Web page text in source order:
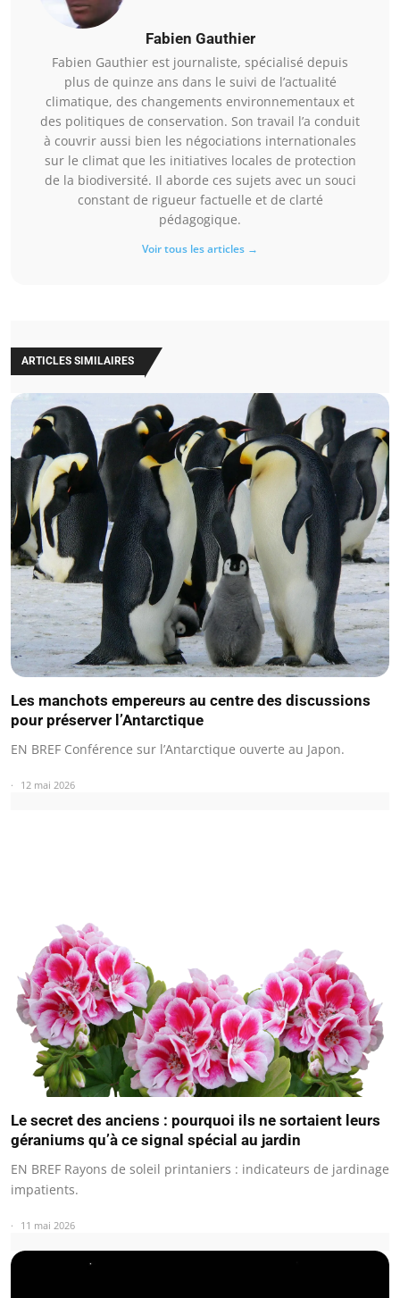
Fabien Gauthier
Fabien Gauthier est journaliste, spécialisé depuis
plus de quinze ans dans le suivi de l’actualité
climatique, des changements environnementaux et
des politiques de conservation. Son travail l’a conduit
à couvrir aussi bien les négociations internationales
sur le climat que les initiatives locales de protection
de la biodiversité. Il aborde ces sujets avec un souci
constant de rigueur factuelle et de clarté
pédagogique.
Voir tous les articles →
ARTICLES SIMILAIRES
Les manchots empereurs au centre des discussions
pour préserver l’Antarctique
EN BREF Conférence sur l’Antarctique ouverte au Japon.
12 mai 2026
Le secret des anciens : pourquoi ils ne sortaient leurs
géraniums qu’à ce signal spécial au jardin
EN BREF Rayons de soleil printaniers : indicateurs de jardinage
impatients.
11 mai 2026